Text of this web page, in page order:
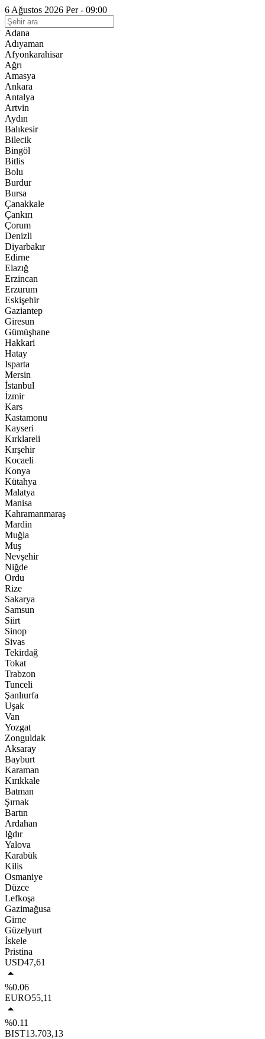
6 Ağustos 2026 Per - 09:00
Adana
Adıyaman
Afyonkarahisar
Ağrı
Amasya
Ankara
Antalya
Artvin
Aydın
Balıkesir
Bilecik
Bingöl
Bitlis
Bolu
Burdur
Bursa
Çanakkale
Çankırı
Çorum
Denizli
Diyarbakır
Edirne
Elazığ
Erzincan
Erzurum
Eskişehir
Gaziantep
Giresun
Gümüşhane
Hakkari
Hatay
Isparta
Mersin
İstanbul
İzmir
Kars
Kastamonu
Kayseri
Kırklareli
Kırşehir
Kocaeli
Konya
Kütahya
Malatya
Manisa
Kahramanmaraş
Mardin
Muğla
Muş
Nevşehir
Niğde
Ordu
Rize
Sakarya
Samsun
Siirt
Sinop
Sivas
Tekirdağ
Tokat
Trabzon
Tunceli
Şanlıurfa
Uşak
Van
Yozgat
Zonguldak
Aksaray
Bayburt
Karaman
Kırıkkale
Batman
Şırnak
Bartın
Ardahan
Iğdır
Yalova
Karabük
Kilis
Osmaniye
Düzce
Lefkoşa
Gazimağusa
Girne
Güzelyurt
İskele
Pristina
USD47,61
%0.06
EURO55,11
%0.11
BIST13.703,13